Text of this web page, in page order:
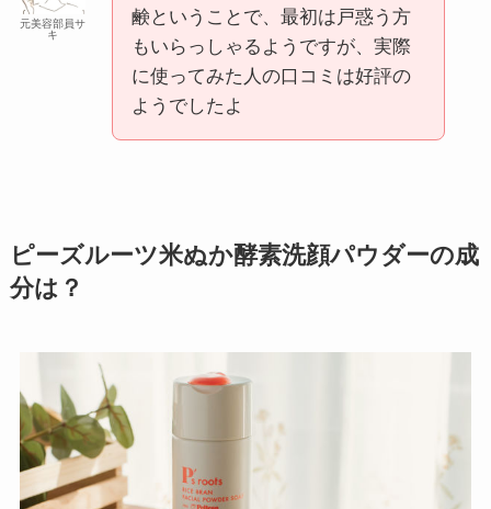
元美容部員サ
キ
鹸ということで、最初は戸惑う方
もいらっしゃるようですが、実際
に使ってみた人の口コミは好評の
ようでしたよ
ピーズルーツ米ぬか酵素洗顔パウダーの成
分は？